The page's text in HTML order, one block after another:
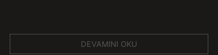
DEVAMINI OKU